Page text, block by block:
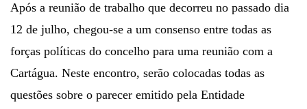
Após a reunião de trabalho que decorreu no passado dia
12 de julho, chegou-se a um consenso entre todas as
forças políticas do concelho para uma reunião com a
Cartágua. Neste encontro, serão colocadas todas as
questões sobre o parecer emitido pela Entidade